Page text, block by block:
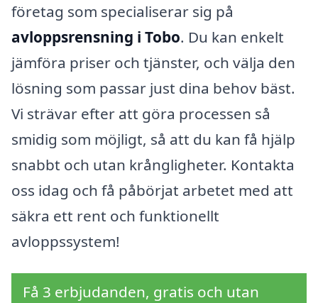
företag som specialiserar sig på
avloppsrensning i Tobo. Du kan enkelt
jämföra priser och tjänster, och välja den
lösning som passar just dina behov bäst.
Vi strävar efter att göra processen så
smidig som möjligt, så att du kan få hjälp
snabbt och utan krångligheter. Kontakta
oss idag och få påbörjat arbetet med att
säkra ett rent och funktionellt
avloppssystem!
Få 3 erbjudanden, gratis och utan